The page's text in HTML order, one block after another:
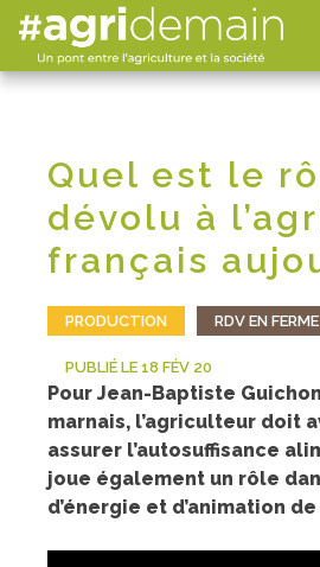
Quel est le
dévolu à
français
PRODUCTION RDV EN
PUBLIÉ LE 18 FÉV 20
Pour Jean-Baptiste
marnais, l’agriculteur doit
assurer l’autosuffisance
joue également un rôle
d’énergie et d’animation